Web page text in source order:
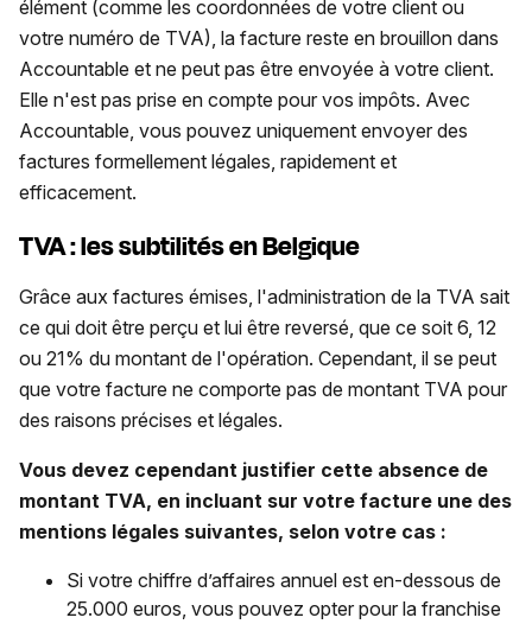
élément (comme les coordonnées de votre client ou
votre numéro de TVA), la facture reste en brouillon dans
Accountable et ne peut pas être envoyée à votre client.
Elle n'est pas prise en compte pour vos impôts. Avec
Accountable, vous pouvez uniquement envoyer des
factures formellement légales, rapidement et
efficacement.
TVA : les subtilités en Belgique
Grâce aux factures émises, l'administration de la TVA sait
ce qui doit être perçu et lui être reversé, que ce soit 6, 12
ou 21% du montant de l'opération. Cependant, il se peut
que votre facture ne comporte pas de montant TVA pour
des raisons précises et légales.
Vous devez cependant justifier cette absence de
montant TVA, en incluant sur votre facture une des
mentions légales suivantes, selon votre cas :
Si votre chiffre d’affaires annuel est en-dessous de
25.000 euros, vous pouvez opter pour la franchise